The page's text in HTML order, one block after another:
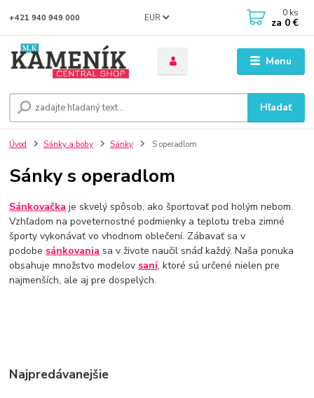
Menu
EUR
Hľadať
+421 940 949 000 0 ks
za 0 €
Úvod Sánky a boby Sánky S operadlom
Sánky s operadlom
Sánkovačka je skvelý spôsob, ako športovať pod holým nebom.
Vzhľadom na poveternostné podmienky a teplotu treba zimné
športy vykonávať vo vhodnom oblečení. Zábavať sa v
podobe sánkovania sa v živote naučil snáď každý. Naša ponuka
obsahuje množstvo modelov saní, ktoré sú určené nielen pre
najmenších, ale aj pre dospelých.
Najpredávanejšie